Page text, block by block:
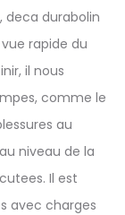
deca durabolin
rapide du
il nous
comme le
au
niveau de la
Il est
avec charges